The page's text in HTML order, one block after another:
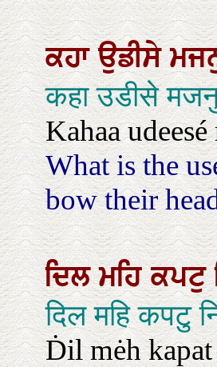
ਕਹਾਉਡੀਸੇ
कहा उडीसे
Kahaa udeesé
What is the
bow their
ਦਿਲਮਹਿਕਪਟੁ
दिल महि कपटु
Ḋil mėh kapat